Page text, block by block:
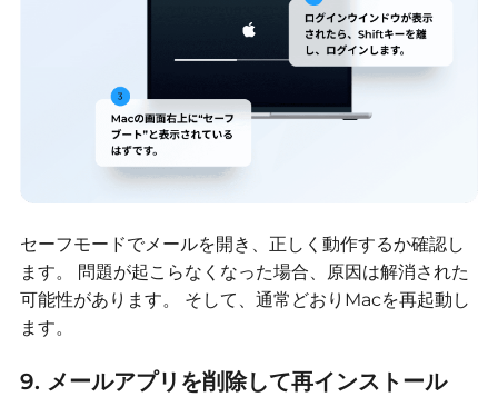
セーフモードでメールを開き、正しく動作するか確認し
ます。
問題が起こらなくなった場合、原因は解消された
可能性があります。
そして、通常どおりMacを再起動し
ます。
9. メールアプリを削除して再インストール